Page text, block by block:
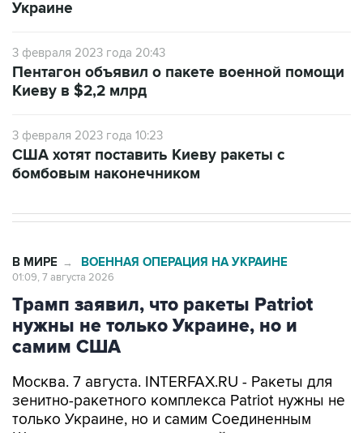
3 февраля 2023 года 20:43
Киеву в $2,2 млрд
3 февраля 2023 года 10:23
бомбовым наконечником
Трамп заявил, что ракеты Patriot
нужны не только Украине, но и
самим США
Москва. 7 августа. INTERFAX.RU - Ракеты для
только Украине, но и самим Соединенным
Штатам, заявил американский президент
Дональд Трамп.